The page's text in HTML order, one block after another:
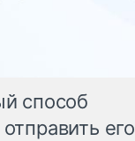
способ
его